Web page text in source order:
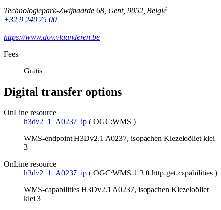
Technologiepark-Zwijnaarde 68, Gent, 9052, België
+32 9 240 75 00
https://www.dov.vlaanderen.be
Fees
Gratis
Digital transfer options
OnLine resource
h3dv2_1_A0237_ip ( OGC:WMS )
WMS-endpoint H3Dv2.1 A0237, isopachen Kiezeloöliet klei
3
OnLine resource
h3dv2_1_A0237_ip ( OGC:WMS-1.3.0-http-get-capabilities )
WMS-capabilities H3Dv2.1 A0237, isopachen Kiezeloöliet
klei 3